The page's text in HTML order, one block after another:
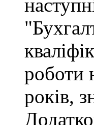
роботи
років,